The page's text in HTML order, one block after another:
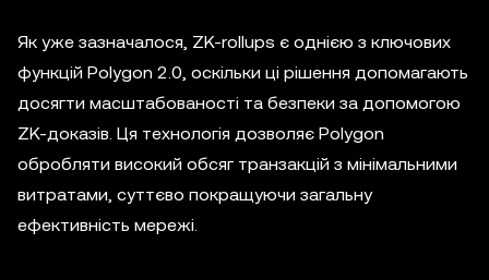
Як уже зазначалося, ZK-rollups є однією з ключових
функцій Polygon 2.0, оскільки ці рішення допомагають
досягти масштабованості та безпеки за допомогою
ZK-доказів. Ця технологія дозволяє Polygon
обробляти високий обсяг транзакцій з мінімальними
витратами, суттєво покращуючи загальну
ефективність мережі.